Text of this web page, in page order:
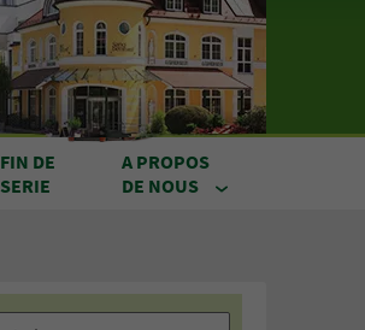
FIN DE
SERIE
A PROPOS
DE NOUS